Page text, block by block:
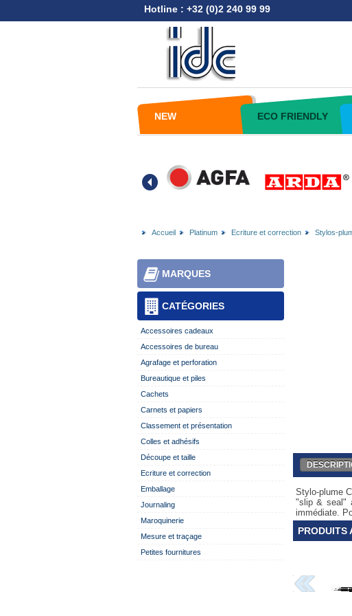
Hotline : +32 (0)2 240 99 99
NEW ECO FRIENDLY
Accueil Platinum Ecriture et correction Stylos-
CATÉGORIES
MARQUES
Accessoires cadeaux
Accessoires de bureau
Agrafage et perforation
Bureautique et piles
Cachets
Carnets et papiers
Classement et présentation
Colles et adhésifs
Découpe et taille
Ecriture et correction
Emballage
Journaling
Maroquinerie
Mesure et traçage
Petites fournitures
Stylo-plume
"slip & seal"
immédiate.
PRODUITS